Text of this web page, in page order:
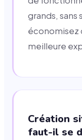
grands, sans
économisez
meilleure
Création
faut-il se